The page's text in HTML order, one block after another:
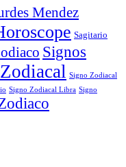
Mendez
Sagitario
Signos
Signo Zodiacal
Signo Zodiacal Libra Signo